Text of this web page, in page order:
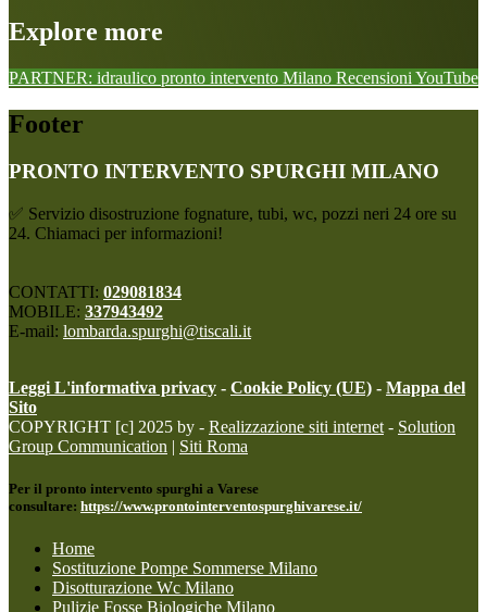
Explore more
PARTNER: idraulico pronto intervento Milano Recensioni YouTube
Footer
PRONTO INTERVENTO SPURGHI MILANO
✅ Servizio disostruzione fognature, tubi, wc, pozzi neri 24 ore su
24. Chiamaci per informazioni!
CONTATTI: 029081834
MOBILE: 337943492
E-mail: lombarda.spurghi@tiscali.it
Leggi L'informativa privacy - Cookie Policy (UE) - Mappa del
Sito
COPYRIGHT [c] 2025 by - Realizzazione siti internet - Solution
Group Communication | Siti Roma
Per il pronto intervento spurghi a Varese
consultare: https://www.prontointerventospurghivarese.it/
Home
Sostituzione Pompe Sommerse Milano
Disotturazione Wc Milano
Pulizie Fosse Biologiche Milano